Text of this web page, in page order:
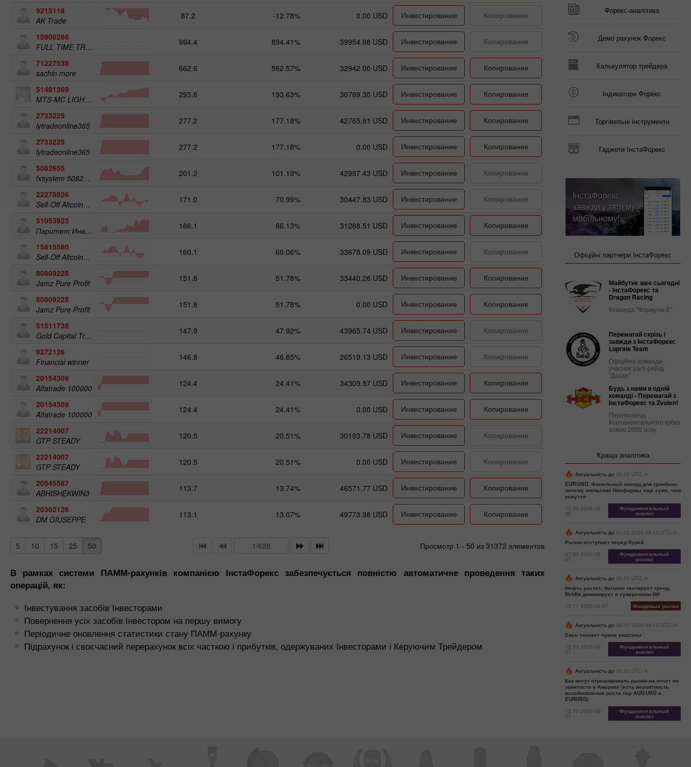
9215118
AK Trade
87.2 -12.78% 0.00 USD Инвестирование Копирование
15900286
FULL TIME TRADER
994.4 894.41% 39954.98 USD Инвестирование Копирование
71227538
sachin more
662.6 562.57% 32942.00 USD Инвестирование Копирование
51481369
MTS-MC LIGHT Trade Assist
293.6 193.63% 30769.30 USD Инвестирование Копирование
2733225
lytradeonline365
277.2 177.18% 42765.61 USD Инвестирование Копирование
2733225
lytradeonline365
277.2 177.18% 0.00 USD Инвестирование Копирование
5082655
fxsystem 5082655
201.2 101.19% 42987.43 USD Инвестирование Копирование
22275826
Sell-Off Altcoins 50
171.0 70.99% 30447.83 USD Инвестирование Копирование
51053923
Паритет Инвест
166.1 66.13% 31268.51 USD Инвестирование Копирование
15815580
Sell-Off Altcoins 25
160.1 60.06% 33678.09 USD Инвестирование Копирование
80809228
Jamz Pure Profit
151.8 51.78% 33440.26 USD Инвестирование Копирование
80809228
Jamz Pure Profit
151.8 51.78% 0.00 USD Инвестирование Копирование
51511738
Gold Capital Trade
147.9 47.92% 43965.74 USD Инвестирование Копирование
9272126
Financial winner
146.8 46.85% 26519.13 USD Инвестирование Копирование
20154309
Alfatrade 100000
124.4 24.41% 34309.57 USD Инвестирование Копирование
20154309
Alfatrade 100000
124.4 24.41% 0.00 USD Инвестирование Копирование
22214007
GTP STEADY
120.5 20.51% 30193.78 USD Инвестирование Копирование
22214007
GTP STEADY
120.5 20.51% 0.00 USD Инвестирование Копирование
20545587
ABHISHEKWIN3
113.7 13.74% 46571.77 USD Инвестирование Копирование
20302126
DM GIUSEPPE
113.1 13.07% 49773.98 USD Инвестирование Копирование
5 10 15 25 50 Просмотр 1 - 50 из 31372 элементов
В рамках системи ПАММ-рахунків компанією ІнстаФорекс забезпечується повністю автоматичне проведення таких
операцій, як:
Інвестування засобів Інвесторами
Повернення усіх засобів Інвестором на першу вимогу
Періодичне оновлення статистики стану ПАММ-рахунку
Підрахунок і своєчасний перерахунок всіх часткою і прибутків, одержуваних Інвесторами і Керуючим Трейдером
Форекс-аналітика
Демо рахунок Форекс
Калькулятор трейдера
Індикатори Форекс
Торгівельні інструменти
Гаджети ІнстаФорекс
ІнстаФорекс
завжди у твоєму
мобільному!
Офіційні партнери ІнстаФорекс
Майбутнє вже сьогодні
- ІнстаФорекс та
Dragon Racing
Команда "Формули-Е"
Перемагай скрізь і
завжди з ІнстаФорекс
Loprais Team
Офіційна команда-
учасник ралі-рейду
"Дакар"
Будь з нами в одній
команді - Перемагай з
ІнстаФорекс та Zvolen!
Переможець
Континентального кубка
хокею 2005 року
Краща аналітика
Актуальність до 06:00 UTC--4
EUR/USD. Финальный аккорд для гринбека:
почему июльские Нонфармы еще хуже, чем
кажутся
12:49 2026-08-
08
Фундаментальный
анализ
Актуальність до 01:00 2026-08-12 UTC--4
Рынок отступает перед бурей
07:59 2026-08-
07
Фундаментальный
анализ
Актуальність до 06:00 UTC--4
Нефть растет, биткоин тестирует тренд,
Nvidia доминирует в суверенном ИИ
12:11 2026-08-07
Фондовые рынки
Актуальність до 06:00 2026-08-12 UTC--4
Евро таскает чужие каштаны
12:54 2026-08-
07
Фундаментальный
анализ
Актуальність до 06:00 UTC--4
Как могут отреагировать рынки на отчет по
занятости в Америке (есть вероятность
возобновления роста пар AUD/USD и
EURUSD)
12:10 2026-08-
07
Фундаментальный
анализ